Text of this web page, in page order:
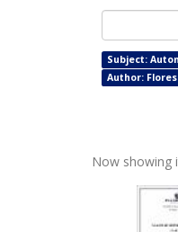
Subject:
Author:
Now showing